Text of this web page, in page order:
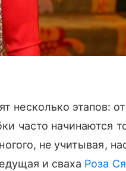
этапов:
часто начинаются
не учитывая,
и сваха Роза